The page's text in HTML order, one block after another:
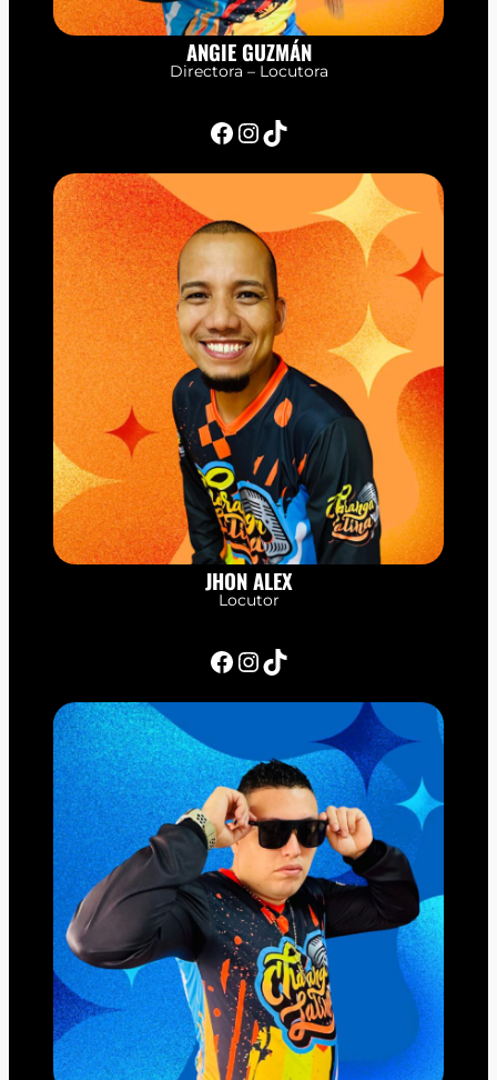
ANGIE GUZMÁN
Directora – Locutora
Facebook InstagramTikTok
JHON ALEX
Locutor
Facebook InstagramTikTok